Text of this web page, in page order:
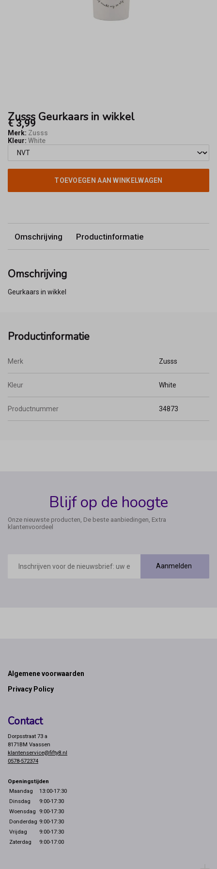
Zusss Geurkaars in wikkel
€ 3,99
Merk: Zusss
Kleur: White
TOEVOEGEN AAN WINKELWAGEN
Omschrijving Productinformatie
Omschrijving
Geurkaars in wikkel
Productinformatie
Merk Zusss
Kleur White
Productnummer 34873
Blijf op de hoogte
Onze nieuwste producten, De beste aanbiedingen, Extra
klantenvoordeel
mailadres
Aanmelden
Footer
Algemene voorwaarden
Privacy Policy
Contact
Dorpsstraat 73 a
8171BM Vaassen
klantenservice@fifty8.nl
0578-572374
Openingstijden
Maandag
13:00-17:30
Dinsdag
9:00-17:30
Woensdag
9:00-17:30
Donderdag 9:00-17:30
Vrijdag
9:00-17:30
Zaterdag
9:00-17:00